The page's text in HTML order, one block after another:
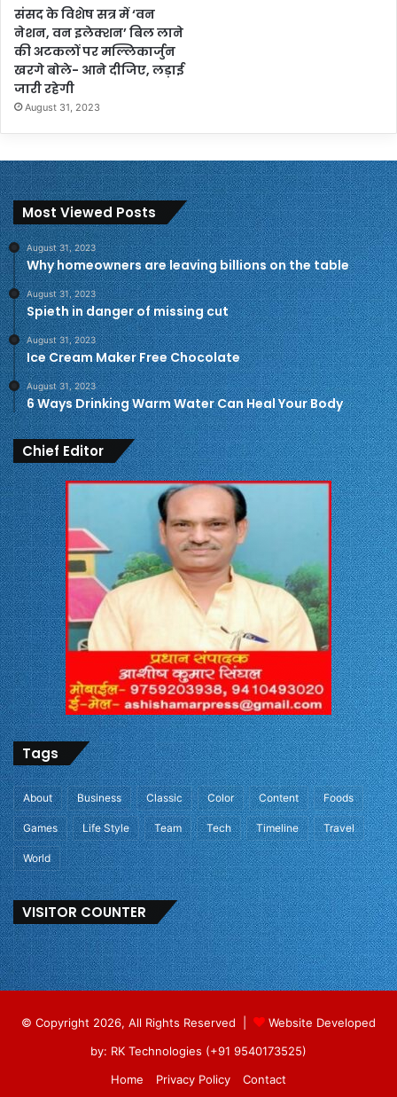
संसद के विशेष सत्र में ‘वन
नेशन, वन इलेक्शन’ बिल लाने
की अटकलों पर मल्लिकार्जुन
खरगे बोले- आने दीजिए, लड़ाई
जारी रहेगी
August 31, 2023
Most Viewed Posts
August 31, 2023
Why homeowners are leaving billions on the table
August 31, 2023
Spieth in danger of missing cut
August 31, 2023
Ice Cream Maker Free Chocolate
August 31, 2023
6 Ways Drinking Warm Water Can Heal Your Body
Chief Editor
Tags
About Business Classic Color Content Foods
Games Life Style Team Tech Timeline Travel
World
VISITOR COUNTER
© Copyright 2026, All Rights Reserved |
Website Developed
by: RK Technologies (+91 9540173525)
Home
Privacy Policy Contact